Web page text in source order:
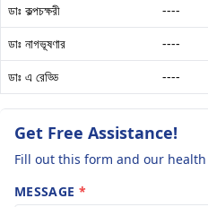
ডাঃ কল্পচক্ষরী
----
ডাঃ নাগভূষণার
----
ডাঃ এ রেড্ডি
----
Get Free Assistance!
Fill out this form and our
MESSAGE *